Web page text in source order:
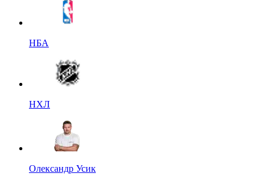
НБА
НХЛ
Олександр Усик